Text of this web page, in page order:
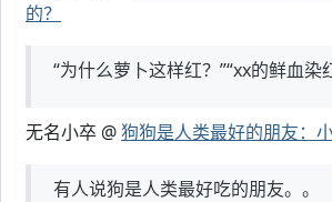
的？
“为什么萝卜这样红？”“xx的鲜血染
无名小卒 @狗狗是人类最好的朋友：
有人说狗是人类最好吃的朋友。。